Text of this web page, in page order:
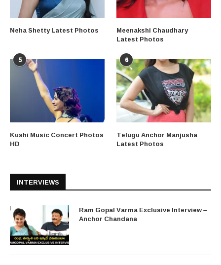
Neha Shetty Latest Photos Meenakshi Chaudhary
Latest Photos
5
Kushi Music Concert Photos
HD
6
Telugu Anchor Manjusha
Latest Photos
INTERVIEWS
Ram Gopal Varma Exclusive Interview –
Anchor Chandana